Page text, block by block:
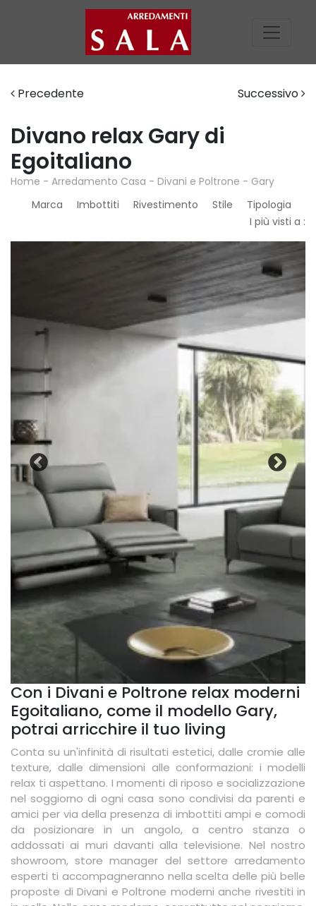
Precedente Successivo
Divano relax Gary di
Egoitaliano
Home - Arredamento Casa - Divani e Poltrone - Gary
Marca
Imbottiti Rivestimento Stile
Tipologia
I più visti a :
Con i Divani e Poltrone relax moderni
Egoitaliano, come il modello Gary,
potrai arricchire il tuo living
Conta su un'infinità di risultati estetici, dalle cromie alle
texture, dalle dimensioni alle conformazioni: i modelli
relax ti aspettano. I momenti di riposo e socializzazione
nel soggiorno di ogni casa sono condivisi da parenti e
amici per via della presenza di imbottiti ampi e comodi
da posizionare in un angolo, a centro stanza o
addossati ai muri davanti alla televisione. Nel nostro
showroom, store manager del settore arredamento
esperti ti accompagneranno nella scelta delle più belle
proposte di Divani e Poltrone moderni anche rivestiti in